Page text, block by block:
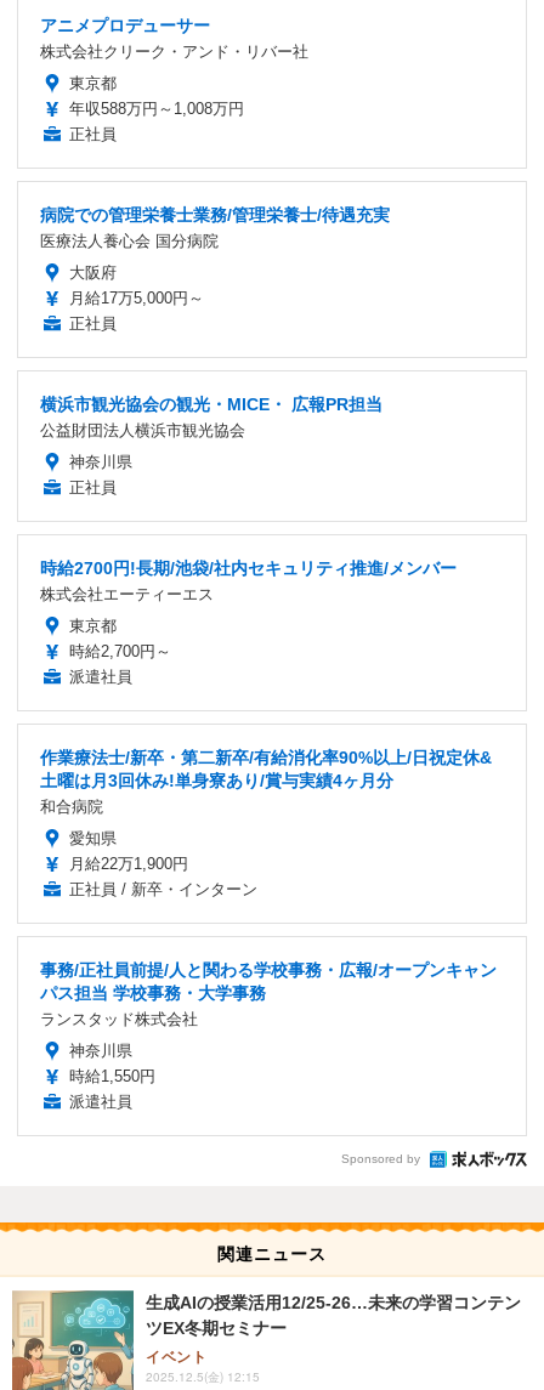
アニメプロデューサー
株式会社クリーク・アンド・リバー社
東京都
年収588万円～1,008万円
正社員
病院での管理栄養士業務/管理栄養士/待遇充実
医療法人養心会 国分病院
大阪府
月給17万5,000円～
正社員
横浜市観光協会の観光・MICE・ 広報PR担当
公益財団法人横浜市観光協会
神奈川県
正社員
時給2700円!長期/池袋/社内セキュリティ推進/メンバー
株式会社エーティーエス
東京都
時給2,700円～
派遣社員
作業療法士/新卒・第二新卒/有給消化率90%以上/日祝定休&
土曜は月3回休み!単身寮あり/賞与実績4ヶ月分
和合病院
愛知県
月給22万1,900円
正社員 / 新卒・インターン
事務/正社員前提/人と関わる学校事務・広報/オープンキャン
パス担当 学校事務・大学事務
ランスタッド株式会社
神奈川県
時給1,550円
派遣社員
Sponsored by
関連ニュース
生成AIの授業活用12/25-26…未来の学習コンテン
ツEX冬期セミナー
イベント
2025.12.5(金) 12:15